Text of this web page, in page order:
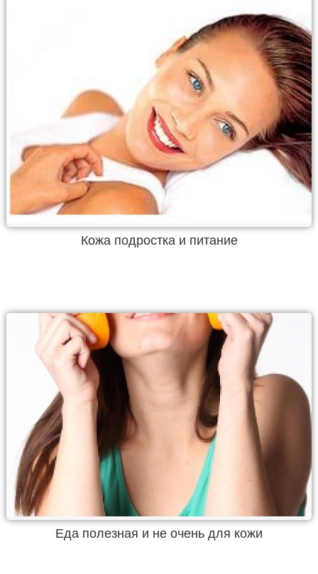
Кожа подростка и питание
Еда полезная и не очень для кожи